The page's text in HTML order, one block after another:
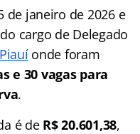
de janeiro de 2026 e
cargo de Delegado
onde foram
e 30 vagas para
.
é de R$ 20.601,38,